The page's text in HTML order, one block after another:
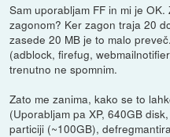
Sam uporabljam FF in mi je
zagonom? Ker zagon traja 20
zasede 20 MB je to malo
(adblock, firefug,
trenutno ne spomnim.
Zato me zanima, kako se to
(Uporabljam pa XP, 640GB
particiji (~100GB),